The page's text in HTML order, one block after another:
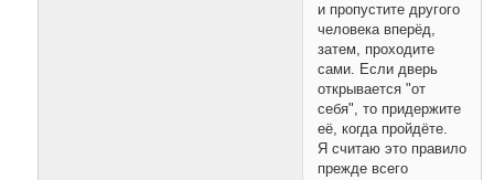
и пропустите другого
человека вперёд,
затем, проходите
сами. Если дверь
открывается "от
себя", то придержите
её, когда пройдёте.
Я считаю это правило
прежде всего